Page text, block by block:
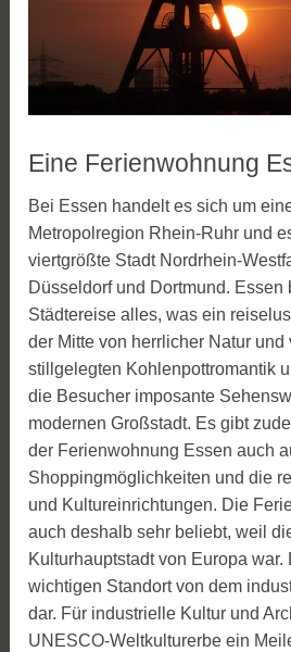
Eine Ferienwohnung
Bei Essen handelt es sich um
Metropolregion Rhein-Ruhr und
viertgrößte Stadt Nordrhein-
Düsseldorf und Dortmund. Essen
Städtereise alles, was ein
der Mitte von herrlicher Natur und
stillgelegten Kohlenpottromantik
die Besucher imposante
modernen Großstadt. Es gibt
der Ferienwohnung Essen auch
Shoppingmöglichkeiten und die
und Kultureinrichtungen. Die
auch deshalb sehr beliebt, weil
Kulturhauptstadt von Europa
wichtigen Standort von dem
dar. Für industrielle Kultur und
UNESCO-Weltkulturerbe ein